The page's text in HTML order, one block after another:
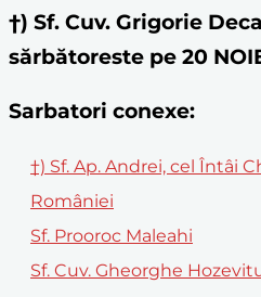
†) Sf. Cuv. Grigorie
sărbătoreste pe 20
Sarbatori conexe:
†) Sf. Ap. Andrei, cel Întâi
României
Sf. Prooroc Maleahi
Sf. Cuv. Gheorghe